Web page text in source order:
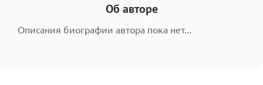
Об авторе
Описания биографии автора пока нет...